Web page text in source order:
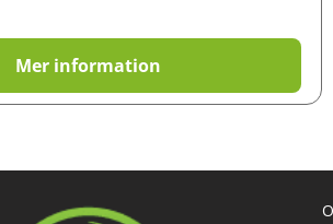
Mer information
O